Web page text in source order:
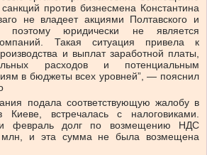
против бизнесмена Константина
не владеет акциями Полтавского и
поэтому юридически не является
Такая ситуация привела к
и выплат заработной платы,
расходов и потенциальным
в бюджеты всех уровней”, — пояснил
подала соответствующую жалобу в
Киеве, встречалась с налоговиками.
февраль долг по возмещению НДС
млн, и эта сумма не была возмещена